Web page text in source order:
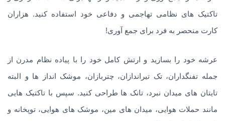
تاکتیک های نظامی تهاجمی و دفاعی خود استفاده کنید. هزاران
کارت منحصر به فرد برای جمع آوری!
عرشه خود را بسازید و ارتش کامل خود را با پیاده نظام مدرن از
جمله تفنگداران، تک تیراندازان، چتربازان، موشک انداز ها و البته
تایتان های میدان نبرد، تانک ها طراحی کنید. سپس با تاکتیک هایی
مانند حملات هوایی، میدان های مین، موشک های هوایی، توپخانه و